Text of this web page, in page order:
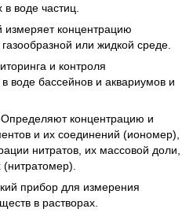
воде частиц.
измеряет концентрацию
или жидкой среде.
и контроля
воде бассейнов и аквариумов и
. Определяют концентрацию и
и их соединений (иономер),
нитратов, их массовой доли,
прибор для измерения
в растворах.